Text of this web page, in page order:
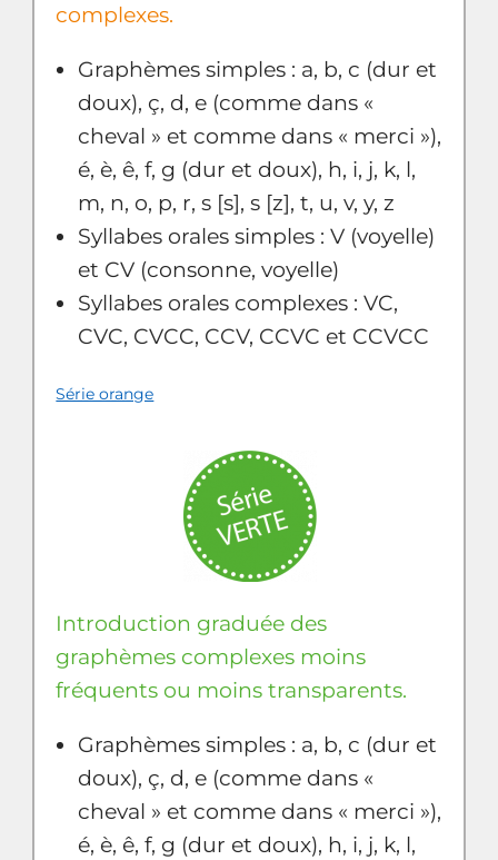
complexes.
Graphèmes simples : a, b, c (dur et
doux), ç, d, e (comme dans «
cheval » et comme dans « merci »),
é, è, ê, f, g (dur et doux), h, i, j, k, l,
m, n, o, p, r, s [s], s [z], t, u, v, y, z
Syllabes orales simples : V (voyelle)
et CV (consonne, voyelle)
Syllabes orales complexes : VC,
CVC, CVCC, CCV, CCVC et CCVCC
Série orange
Introduction graduée des
graphèmes complexes moins
fréquents ou moins transparents.
Graphèmes simples : a, b, c (dur et
doux), ç, d, e (comme dans «
cheval » et comme dans « merci »),
é, è, ê, f, g (dur et doux), h, i, j, k, l,